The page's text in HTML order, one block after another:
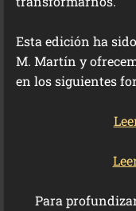
Esta edición ha
M. Martín y
en los siguientes
Para